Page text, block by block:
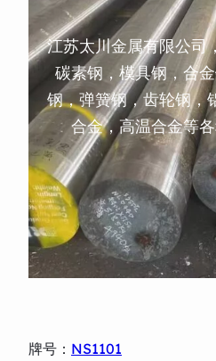
江苏太川金属有限公司
碳素钢，模具钢，合
钢，弹簧钢，齿轮钢，
合金，高温合金等
牌号： NS1101